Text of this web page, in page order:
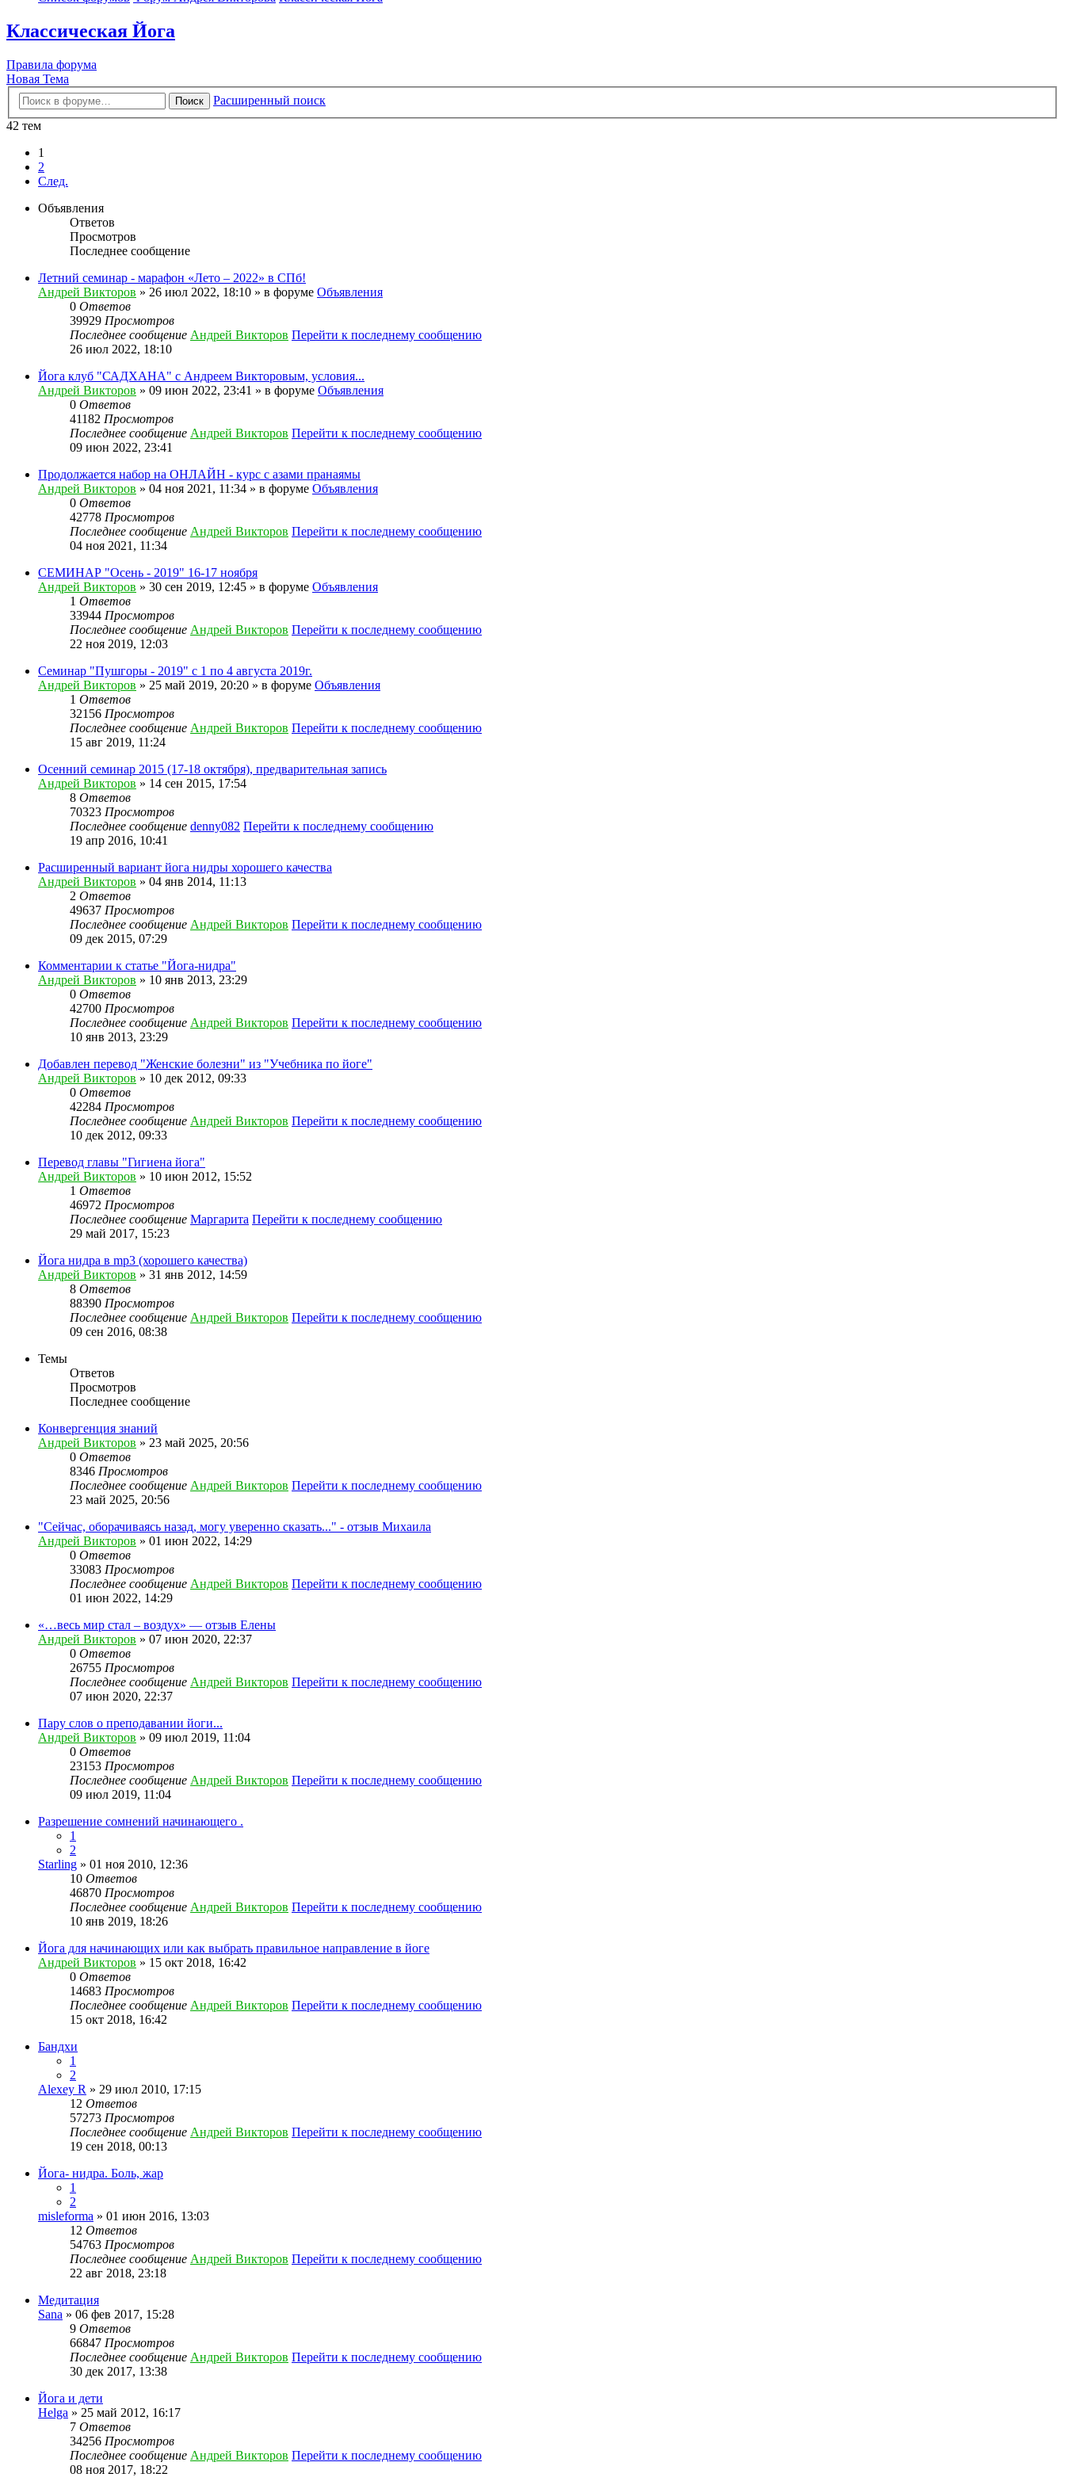
Классическая Йога
Правила форума
Новая Тема
Поиск
Расширенный поиск
42 тем
1
2
След.
Объявления
Ответов
Просмотров
Последнее сообщение
Летний семинар - марафон «Лето – 2022» в СПб!
Андрей Викторов » 26 июл 2022, 18:10 » в форуме Объявления
0 Ответов
39929 Просмотров
Последнее сообщение Андрей Викторов Перейти к последнему сообщению
26 июл 2022, 18:10
Йога клуб "САДХАНА" с Андреем Викторовым, условия...
Андрей Викторов » 09 июн 2022, 23:41 » в форуме Объявления
0 Ответов
41182 Просмотров
Последнее сообщение Андрей Викторов Перейти к последнему сообщению
09 июн 2022, 23:41
Продолжается набор на ОНЛАЙН - курс с азами пранаямы
Андрей Викторов » 04 ноя 2021, 11:34 » в форуме Объявления
0 Ответов
42778 Просмотров
Последнее сообщение Андрей Викторов Перейти к последнему сообщению
04 ноя 2021, 11:34
СЕМИНАР "Осень - 2019" 16-17 ноября
Андрей Викторов » 30 сен 2019, 12:45 » в форуме Объявления
1 Ответов
33944 Просмотров
Последнее сообщение Андрей Викторов Перейти к последнему сообщению
22 ноя 2019, 12:03
Семинар "Пушгоры - 2019" с 1 по 4 августа 2019г.
Андрей Викторов » 25 май 2019, 20:20 » в форуме Объявления
1 Ответов
32156 Просмотров
Последнее сообщение Андрей Викторов Перейти к последнему сообщению
15 авг 2019, 11:24
Осенний семинар 2015 (17-18 октября), предварительная запись
Андрей Викторов » 14 сен 2015, 17:54
8 Ответов
70323 Просмотров
Последнее сообщение denny082 Перейти к последнему сообщению
19 апр 2016, 10:41
Расширенный вариант йога нидры хорошего качества
Андрей Викторов » 04 янв 2014, 11:13
2 Ответов
49637 Просмотров
Последнее сообщение Андрей Викторов Перейти к последнему сообщению
09 дек 2015, 07:29
Комментарии к статье "Йога-нидра"
Андрей Викторов » 10 янв 2013, 23:29
0 Ответов
42700 Просмотров
Последнее сообщение Андрей Викторов Перейти к последнему сообщению
10 янв 2013, 23:29
Добавлен перевод "Женские болезни" из "Учебника по йоге"
Андрей Викторов » 10 дек 2012, 09:33
0 Ответов
42284 Просмотров
Последнее сообщение Андрей Викторов Перейти к последнему сообщению
10 дек 2012, 09:33
Перевод главы "Гигиена йога"
Андрей Викторов » 10 июн 2012, 15:52
1 Ответов
46972 Просмотров
Последнее сообщение Маргарита Перейти к последнему сообщению
29 май 2017, 15:23
Йога нидра в mp3 (хорошего качества)
Андрей Викторов » 31 янв 2012, 14:59
8 Ответов
88390 Просмотров
Последнее сообщение Андрей Викторов Перейти к последнему сообщению
09 сен 2016, 08:38
Темы
Ответов
Просмотров
Последнее сообщение
Конвергенция знаний
Андрей Викторов » 23 май 2025, 20:56
0 Ответов
8346 Просмотров
Последнее сообщение Андрей Викторов Перейти к последнему сообщению
23 май 2025, 20:56
"Сейчас, оборачиваясь назад, могу уверенно сказать..." - отзыв Михаила
Андрей Викторов » 01 июн 2022, 14:29
0 Ответов
33083 Просмотров
Последнее сообщение Андрей Викторов Перейти к последнему сообщению
01 июн 2022, 14:29
«…весь мир стал – воздух» — отзыв Елены
Андрей Викторов » 07 июн 2020, 22:37
0 Ответов
26755 Просмотров
Последнее сообщение Андрей Викторов Перейти к последнему сообщению
07 июн 2020, 22:37
Пару слов о преподавании йоги...
Андрей Викторов » 09 июл 2019, 11:04
0 Ответов
23153 Просмотров
Последнее сообщение Андрей Викторов Перейти к последнему сообщению
09 июл 2019, 11:04
Разрешение сомнений начинающего .
1
2
Starling » 01 ноя 2010, 12:36
10 Ответов
46870 Просмотров
Последнее сообщение Андрей Викторов Перейти к последнему сообщению
10 янв 2019, 18:26
Йога для начинающих или как выбрать правильное направление в йоге
Андрей Викторов » 15 окт 2018, 16:42
0 Ответов
14683 Просмотров
Последнее сообщение Андрей Викторов Перейти к последнему сообщению
15 окт 2018, 16:42
Бандхи
1
2
Alexey R » 29 июл 2010, 17:15
12 Ответов
57273 Просмотров
Последнее сообщение Андрей Викторов Перейти к последнему сообщению
19 сен 2018, 00:13
Йога- нидра. Боль, жар
1
2
misleforma » 01 июн 2016, 13:03
12 Ответов
54763 Просмотров
Последнее сообщение Андрей Викторов Перейти к последнему сообщению
22 авг 2018, 23:18
Медитация
Sana » 06 фев 2017, 15:28
9 Ответов
66847 Просмотров
Последнее сообщение Андрей Викторов Перейти к последнему сообщению
30 дек 2017, 13:38
Йога и дети
Helga » 25 май 2012, 16:17
7 Ответов
34256 Просмотров
Последнее сообщение Андрей Викторов Перейти к последнему сообщению
08 ноя 2017, 18:22